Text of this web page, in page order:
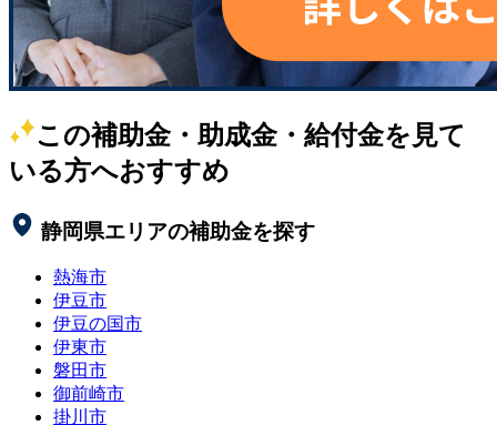
この補助金・助成金・給付金を見て
いる方へおすすめ
静岡県エリアの補助金を探す
熱海市
伊豆市
伊豆の国市
伊東市
磐田市
御前崎市
掛川市